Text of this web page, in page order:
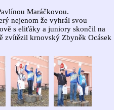
Maráčkovou.
nejenom že vyhrál svou
s eliťáky a juniory skončil na
zvítězil krnovský Zbyněk Ocásek